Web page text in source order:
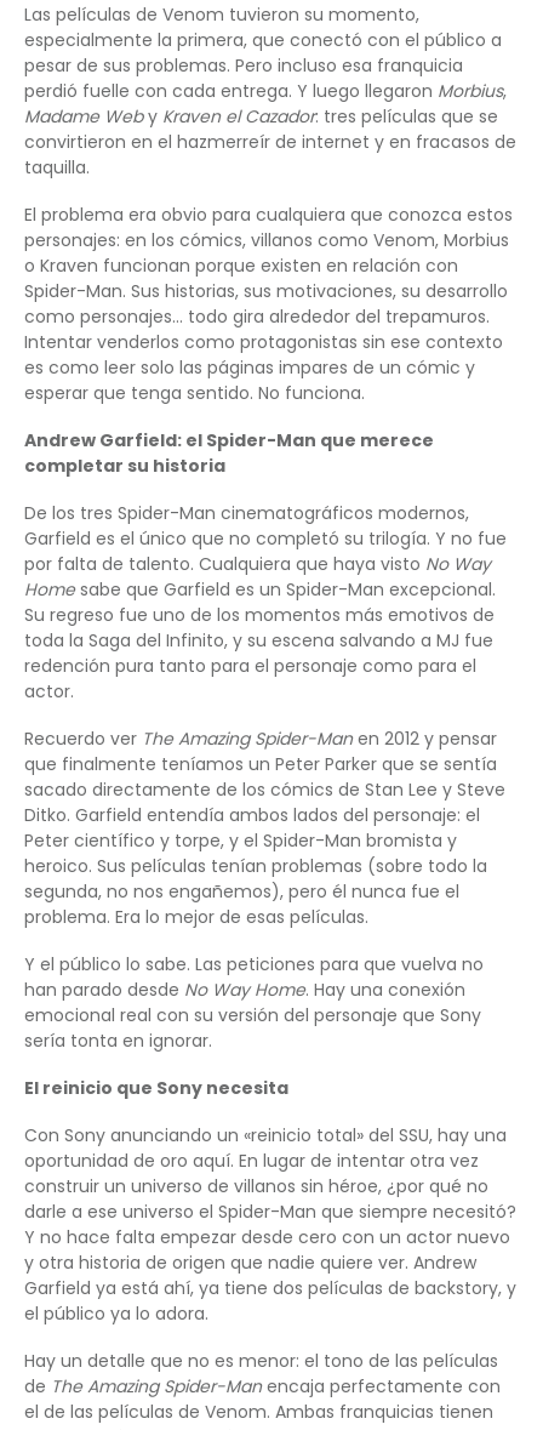
Las películas de Venom tuvieron su momento,
especialmente la primera, que conectó con el público a
pesar de sus problemas. Pero incluso esa franquicia
perdió fuelle con cada entrega. Y luego llegaron Morbius,
Madame Weby Kraven el Cazador: tres películas que se
convirtieron en el hazmerreír de internet y en fracasos de
taquilla.
El problema era obvio para cualquiera que conozca estos
personajes: en los cómics, villanos como Venom, Morbius
o Kraven funcionan porque existen en relación con
Spider-Man. Sus historias, sus motivaciones, su desarrollo
como personajes… todo gira alrededor del trepamuros.
Intentar venderlos como protagonistas sin ese contexto
es como leer solo las páginas impares de un cómic y
esperar que tenga sentido. No funciona.
Andrew Garfield: el Spider-Man que merece
completar su historia
De los tres Spider-Man cinematográficos modernos,
Garfield es el único que no completó su trilogía. Y no fue
por falta de talento. Cualquiera que haya visto No Way
Homesabe que Garfield es un Spider-Man excepcional.
Su regreso fue uno de los momentos más emotivos de
toda la Saga del Infinito, y su escena salvando a MJ fue
redención pura tanto para el personaje como para el
actor.
Recuerdo ver The Amazing Spider-Manen 2012 y pensar
que finalmente teníamos un Peter Parker que se sentía
sacado directamente de los cómics de Stan Lee y Steve
Ditko. Garfield entendía ambos lados del personaje: el
Peter científico y torpe, y el Spider-Man bromista y
heroico. Sus películas tenían problemas (sobre todo la
segunda, no nos engañemos), pero él nunca fue el
problema. Era lo mejor de esas películas.
Y el público lo sabe. Las peticiones para que vuelva no
han parado desde No Way Home. Hay una conexión
emocional real con su versión del personaje que Sony
sería tonta en ignorar.
El reinicio que Sony necesita
Con Sony anunciando un «reinicio total» del SSU, hay una
oportunidad de oro aquí. En lugar de intentar otra vez
construir un universo de villanos sin héroe, ¿por qué no
darle a ese universo el Spider-Man que siempre necesitó?
Y no hace falta empezar desde cero con un actor nuevo
y otra historia de origen que nadie quiere ver. Andrew
Garfield ya está ahí, ya tiene dos películas de backstory, y
el público ya lo adora.
Hay un detalle que no es menor: el tono de las películas
de The Amazing Spider-Manencaja perfectamente con
el de las películas de Venom. Ambas franquicias tienen